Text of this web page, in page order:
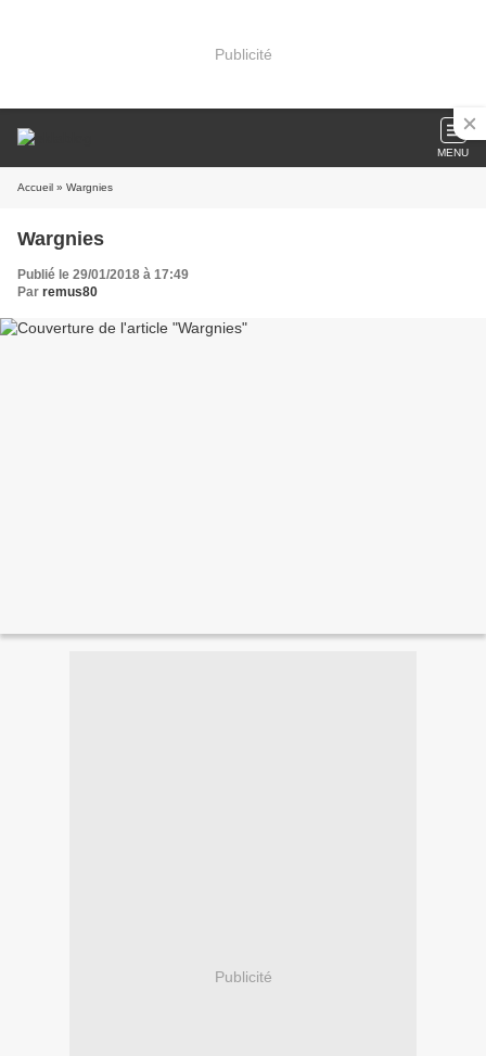
Publicité
MENU
Accueil » Wargnies
Wargnies
Publié le 29/01/2018 à 17:49
Par remus80
Publicité